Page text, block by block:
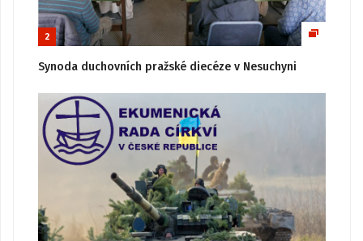
2
Synoda duchovních pražské diecéze v Nesuchyni